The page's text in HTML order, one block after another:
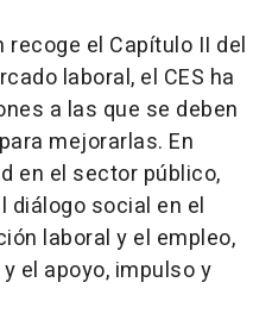
el Capítulo II del
laboral, el CES ha
a las que se deben
mejorarlas. En
en el sector público,
diálogo social en el
laboral y el empleo,
el apoyo, impulso y